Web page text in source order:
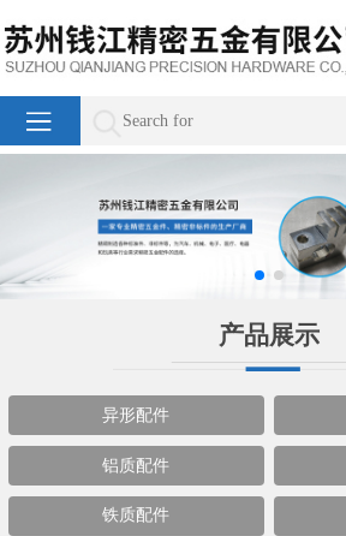
产品展示
异形配件
铝质配件
铁质配件